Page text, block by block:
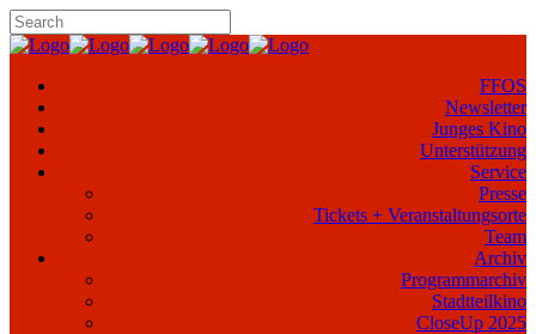
FFOS
Newsletter
Junges Kino
Unterstützung
Service
Presse
Tickets + Veranstaltungsorte
Team
Archiv
Programmarchiv
Stadtteilkino
CloseUp 2025